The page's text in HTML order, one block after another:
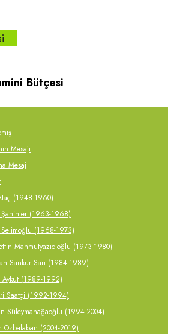
Bütçesi
Mesajı
Mesaj
(1948-1960)
(1963-1968)
Selimoğlu (1968-1973)
Mahmutyazıcıoğlu (1973-1980)
Sankur Sarı (1984-1989)
Aykut (1989-1992)
Saatçi (1992-1994)
Süleymanağaoğlu (1994-2004)
Özbalaban (2004-2019)